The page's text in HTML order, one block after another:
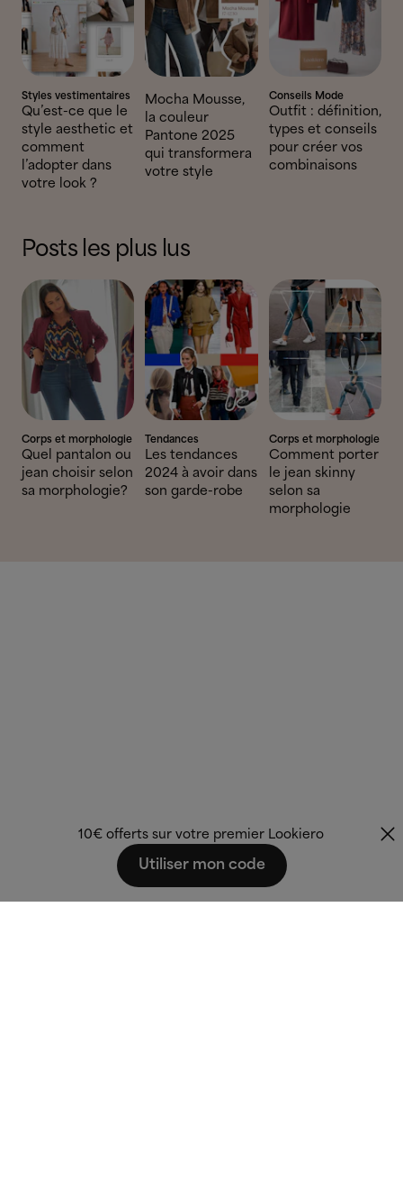
Styles vestimentaires
Qu’est-ce que le
style aesthetic et
comment
l’adopter dans
votre look ?
Mocha Mousse,
la couleur
Pantone 2025
qui transformera
votre style
Conseils Mode
Outfit : définition,
types et conseils
pour créer vos
combinaisons
Posts les plus lus
Corps et morphologie
Quel pantalon ou
jean choisir selon
sa morphologie?
Tendances
Les tendances
2024 à avoir dans
son garde-robe
Corps et morphologie
Comment porter
le jean skinny
selon sa
morphologie
10€ offerts sur votre premier Lookiero
Utiliser mon code